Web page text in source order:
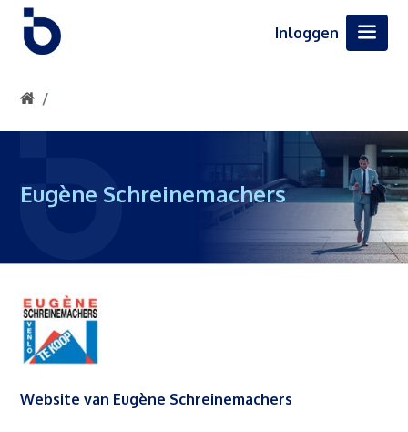
Inloggen
Eugène Schreinemachers
Website van Eugène Schreinemachers